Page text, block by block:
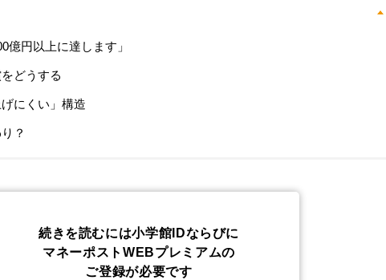
億円以上に達します」
どうする
にくい」構造
？
続きを読むには小学館IDならびに
マネーポストWEBプレミアムの
ご登録が必要です